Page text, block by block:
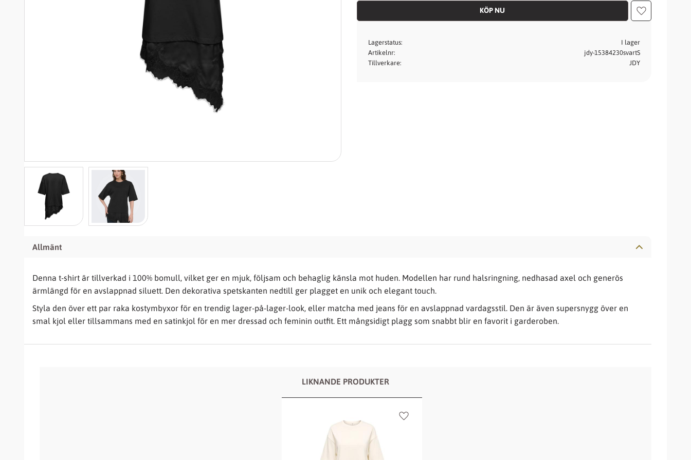
Lägg till i
Lagerstatus
I lager
Artikelnr
jdy-15384230svartS
Tillverkare
JDY
Allmänt
Denna t-shirt är tillverkad i 100% bomull, vilket ger en mjuk, följsam och behaglig känsla mot huden. Modellen har rund halsringning, nedhasad axel och generös
ärmlängd för en avslappnad siluett. Den dekorativa spetskanten nedtill ger plagget en unik och elegant touch.
Styla den över ett par raka kostymbyxor för en trendig lager-på-lager-look, eller matcha med jeans för en avslappnad vardagsstil. Den är även supersnygg över en
smal kjol eller tillsammans med en satinkjol för en mer dressad och feminin outfit. Ett mångsidigt plagg som snabbt blir en favorit i garderoben.
LIKNANDE PRODUKTER
Lägg till i favoriter